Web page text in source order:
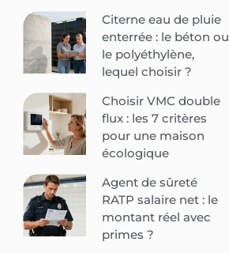
Citerne eau de pluie
enterrée : le béton ou
le polyéthylène,
lequel choisir ?
Choisir VMC double
flux : les 7 critères
pour une maison
écologique
Agent de sûreté
RATP salaire net : le
montant réel avec
primes ?